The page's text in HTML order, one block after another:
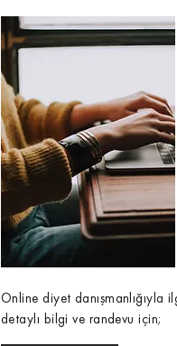
Online diyet danışmanlığıyla
detaylı bilgi ve randevu için;